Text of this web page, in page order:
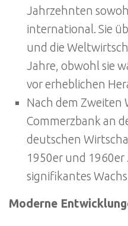
Jahrzehnten
international. Sie
und die
Jahre, obwohl sie
vor erheblichen
Nach dem Zweiten
Commerzbank an
deutschen
1950er und 1960er
signifikantes
Moderne